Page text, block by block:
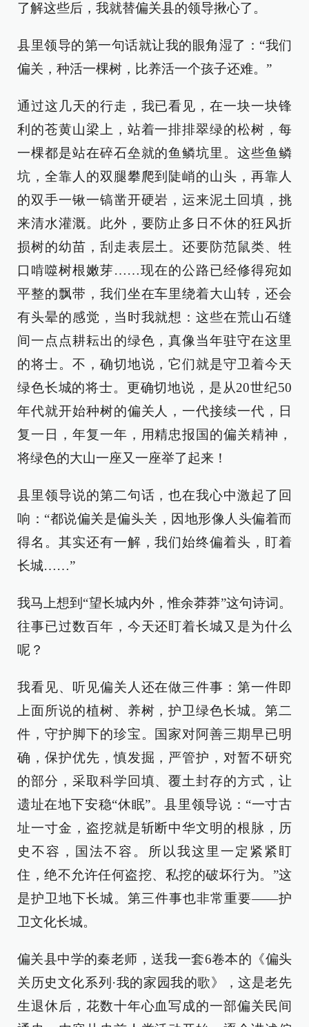
了解这些后，我就替偏关县的领导揪心了。
县里领导的第一句话就让我的眼角湿了：“我们
偏关，种活一棵树，比养活一个孩子还难。”
通过这几天的行走，我已看见，在一块一块锋
利的苍黄山梁上，站着一排排翠绿的松树，每
一棵都是站在碎石垒就的鱼鳞坑里。这些鱼鳞
坑，全靠人的双腿攀爬到陡峭的山头，再靠人
的双手一锹一镐凿开硬岩，运来泥土回填，挑
来清水灌溉。此外，要防止多日不休的狂风折
损树的幼苗，刮走表层土。还要防范鼠类、牲
口啃噬树根嫩芽……现在的公路已经修得宛如
平整的飘带，我们坐在车里绕着大山转，还会
有头晕的感觉，当时我就想：这些在荒山石缝
间一点点耕耘出的绿色，真像当年驻守在这里
的将士。不，确切地说，它们就是守卫着今天
绿色长城的将士。更确切地说，是从20世纪50
年代就开始种树的偏关人，一代接续一代，日
复一日，年复一年，用精忠报国的偏关精神，
将绿色的大山一座又一座举了起来！
县里领导说的第二句话，也在我心中激起了回
响：“都说偏关是偏头关，因地形像人头偏着而
得名。其实还有一解，我们始终偏着头，盯着
长城……”
我马上想到“望长城内外，惟余莽莽”这句诗词。
往事已过数百年，今天还盯着长城又是为什么
呢？
我看见、听见偏关人还在做三件事：第一件即
上面所说的植树、养树，护卫绿色长城。第二
件，守护脚下的珍宝。国家对阿善三期早已明
确，保护优先，慎发掘，严管护，对暂不研究
的部分，采取科学回填、覆土封存的方式，让
遗址在地下安稳“休眠”。县里领导说：“一寸古
址一寸金，盗挖就是斩断中华文明的根脉，历
史不容，国法不容。所以我这里一定紧紧盯
住，绝不允许任何盗挖、私挖的破坏行为。”这
是护卫地下长城。第三件事也非常重要——护
卫文化长城。
偏关县中学的秦老师，送我一套6卷本的《偏头
关历史文化系列·我的家园我的歌》，这是老先
生退休后，花数十年心血写成的一部偏关民间